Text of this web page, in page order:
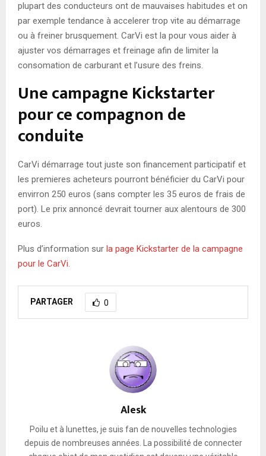
plupart des conducteurs ont de mauvaises habitudes et on
par exemple tendance à accelerer trop vite au démarrage
ou à freiner brusquement. CarVi est la pour vous aider à
ajuster vos démarrages et freinage afin de limiter la
consomation de carburant et l’usure des freins.
Une campagne Kickstarter
pour ce compagnon de
conduite
CarVi démarrage tout juste son financement participatif et
les premieres acheteurs pourront bénéficier du CarVi pour
envirron 250 euros (sans compter les 35 euros de frais de
port). Le prix annoncé devrait tourner aux alentours de 300
euros.
Plus d’information sur la page Kickstarter de la campagne
pour le CarVi.
PARTAGER 0
Alesk
Poilu et à lunettes, je suis fan de nouvelles technologies
depuis de nombreuses années. La possibilité de connecter